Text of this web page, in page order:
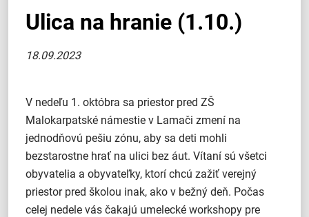
Ulica na hranie (1.10.)
18.09.2023
V nedeľu 1. októbra sa priestor pred ZŠ
Malokarpatské námestie v Lamači zmení na
jednodňovú pešiu zónu, aby sa deti mohli
bezstarostne hrať na ulici bez áut. Vítaní sú všetci
obyvatelia a obyvateľky, ktorí chcú zažiť verejný
priestor pred školou inak, ako v bežný deň. Počas
celej nedele vás čakajú umelecké workshopy pre